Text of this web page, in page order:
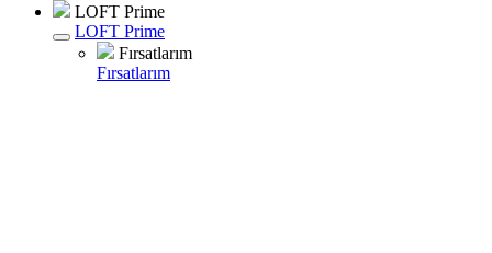
LOFT Prime
LOFT Prime
Fırsatlarım
Fırsatlarım